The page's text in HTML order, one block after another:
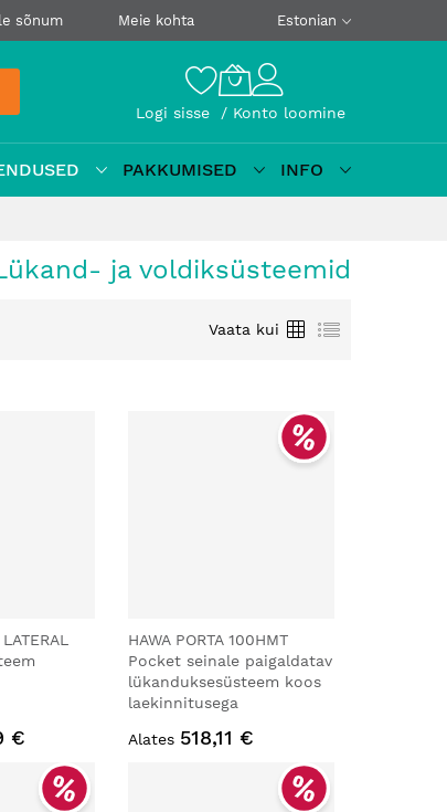
sõnum Meie kohta Estonian
Logi sisse Konto loomine
PAKKUMISED
INFO
ja voldiksüsteemid
Vaata kui
Ruudustik
Loetelu
€
HAWA PORTA 100HMT
Pocket seinale paigaldatav
lükanduksesüsteem koos
laekinnitusega
Alates 518,11 €